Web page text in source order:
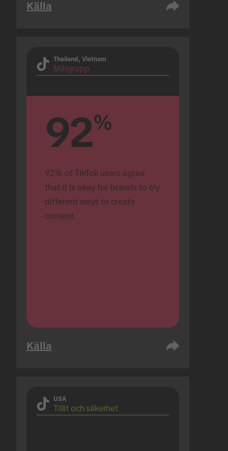
Källa
Thailand, Vietnam
Målgrupp
92%
92% of TikTok users agree
that it is okay for brands to try
different ways to create
content.
Källa
USA
Tillit och säkerhet